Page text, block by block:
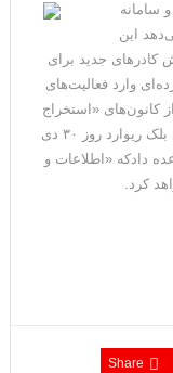
شدن حکومت
در نزدیکی جزیره
خطر جنگ همچنان
پهلوی جای نجات
سامانه
این
کادرهای جدید برای
وارد فعالیت‌های
«استخراج
رمز ارز» در ایران تبدیل شده است. گروه هکری بلک ریوارد روز ۳۰ دی
دادکه «اطلاعات و
کرد.
Share